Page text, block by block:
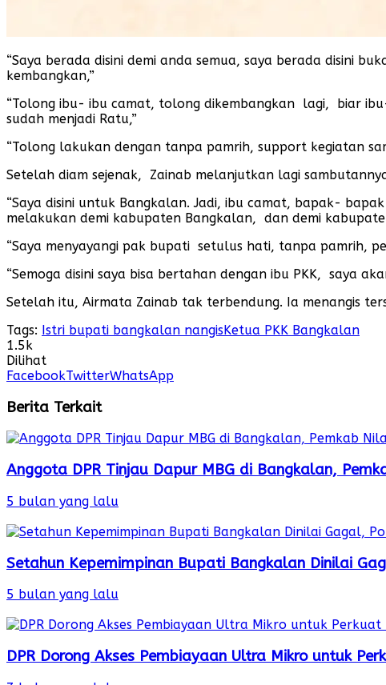
“Saya berada disini demi anda semua, saya berada disini
kembangkan,”
“Tolong ibu- ibu camat, tolong dikembangkan lagi, biar
sudah menjadi Ratu,”
“Tolong lakukan dengan tanpa pamrih, support kegiatan
Setelah diam sejenak, Zainab melanjutkan lagi
“Saya disini untuk Bangkalan. Jadi, ibu camat, bapak-
melakukan demi kabupaten Bangkalan, dan demi
“Saya menyayangi pak bupati setulus hati, tanpa pamrih,
“Semoga disini saya bisa bertahan dengan ibu PKK, saya
Setelah itu, Airmata Zainab tak terbendung. Ia menangis
Tags: Istri bupati bangkalan nangisKetua PKK Bangkalan
1.5k
Dilihat
FacebookTwitterWhatsApp
Berita Terkait
Anggota DPR Tinjau Dapur MBG di Bangkalan,
5 bulan yang lalu
Setahun Kepemimpinan Bupati Bangkalan Dinilai
5 bulan yang lalu
DPR Dorong Akses Pembiayaan Ultra Mikro untuk